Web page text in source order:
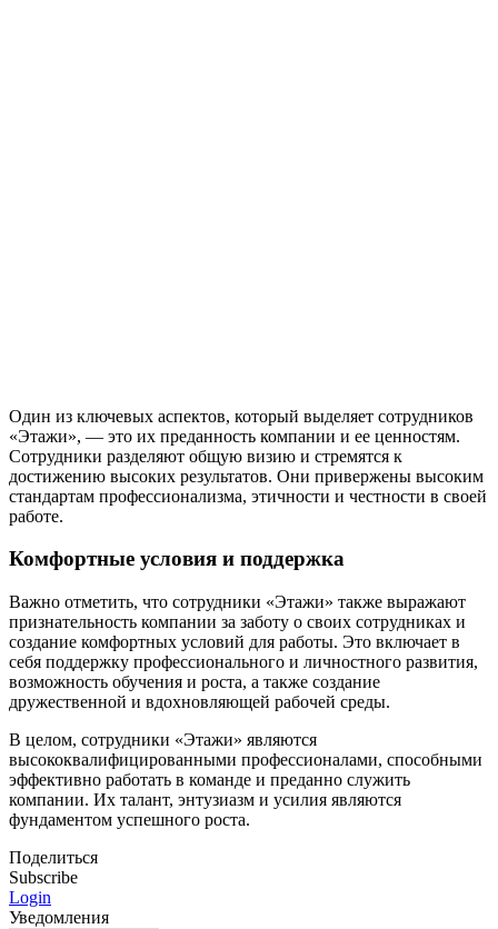
Один из ключевых аспектов, который выделяет сотрудников
«Этажи», — это их преданность компании и ее ценностям.
Сотрудники разделяют общую визию и стремятся к
достижению высоких результатов. Они привержены высоким
стандартам профессионализма, этичности и честности в своей
работе.
Комфортные условия и поддержка
Важно отметить, что сотрудники «Этажи» также выражают
признательность компании за заботу о своих сотрудниках и
создание комфортных условий для работы. Это включает в
себя поддержку профессионального и личностного развития,
возможность обучения и роста, а также создание
дружественной и вдохновляющей рабочей среды.
В целом, сотрудники «Этажи» являются
высококвалифицированными профессионалами, способными
эффективно работать в команде и преданно служить
компании. Их талант, энтузиазм и усилия являются
фундаментом успешного роста.
Поделиться
Subscribe
Login
Уведомления